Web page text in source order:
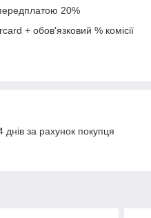
20%
+ обов'язковий % комісії
за рахунок покупця